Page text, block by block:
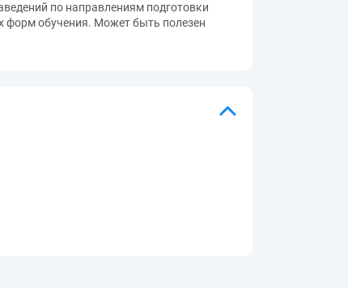
по направлениям подготовки
форм обучения. Может быть полезен